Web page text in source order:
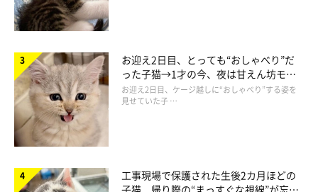
お迎え2日目、とっても“おしゃべり”だ
った子猫→1才の今、夜は甘えん坊モー
ドになるコに成長！
お迎え2日目、ケージ越しに“おしゃべり”する姿を
見せていた子 …
工事現場で保護された生後2カ月ほどの